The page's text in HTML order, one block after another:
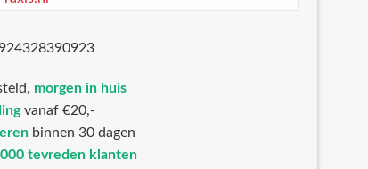
morgen in huis
vanaf €20,-
binnen 30 dagen
tevreden klanten